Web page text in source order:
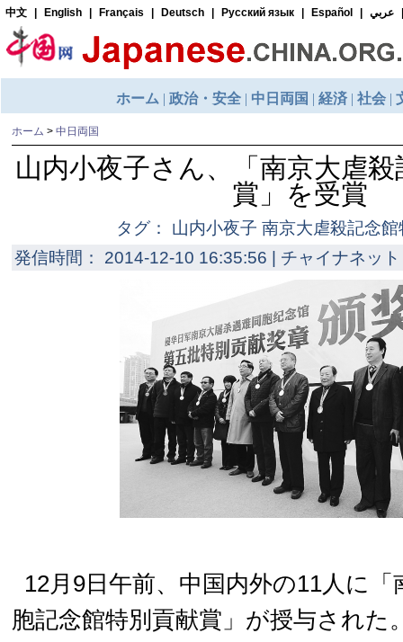
ホーム > 中日両国
山内小夜子さん、「南京大虐
賞」を受賞
タグ： 山内小夜子 南京大虐殺記念
発信時間： 2014-12-10 16:35:56 | チャイナネッ
12月9日午前、中国内外の11人に「
胞記念館特別貢献賞」が授与された